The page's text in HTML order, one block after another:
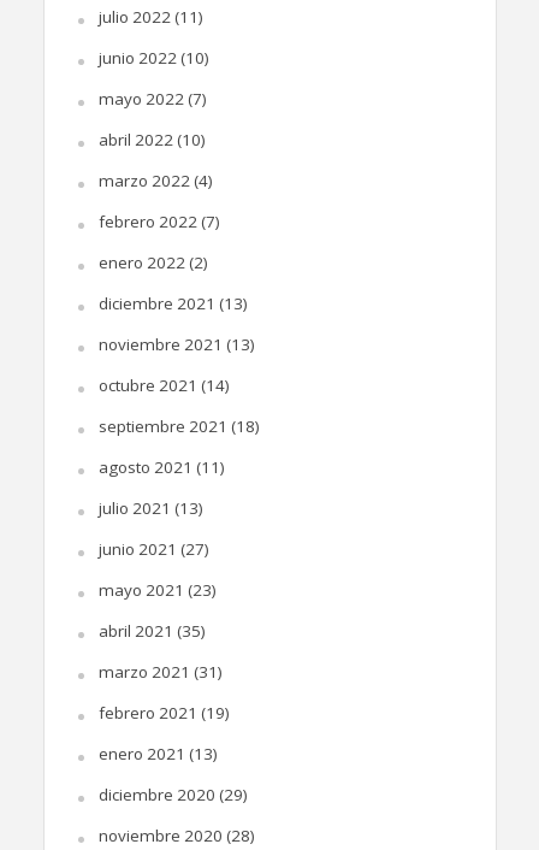
julio 2022(11)
junio 2022(10)
mayo 2022(7)
abril 2022(10)
marzo 2022(4)
febrero 2022(7)
enero 2022(2)
diciembre 2021 (13)
noviembre 2021 (13)
octubre 2021 (14)
septiembre 2021 (18)
agosto 2021 (11)
julio 2021 (13)
junio 2021 (27)
mayo 2021 (23)
abril 2021 (35)
marzo 2021 (31)
febrero 2021 (19)
enero 2021 (13)
diciembre 2020 (29)
noviembre 2020 (28)